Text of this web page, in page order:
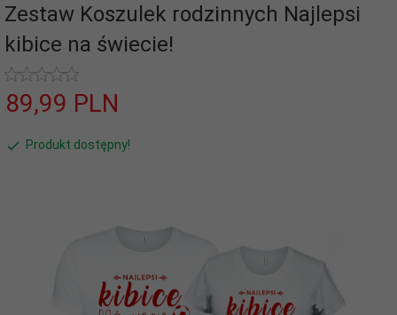
Zestaw Koszulek rodzinnych Najlepsi
kibice na świecie!
89,99 PLN
Produkt dostępny!